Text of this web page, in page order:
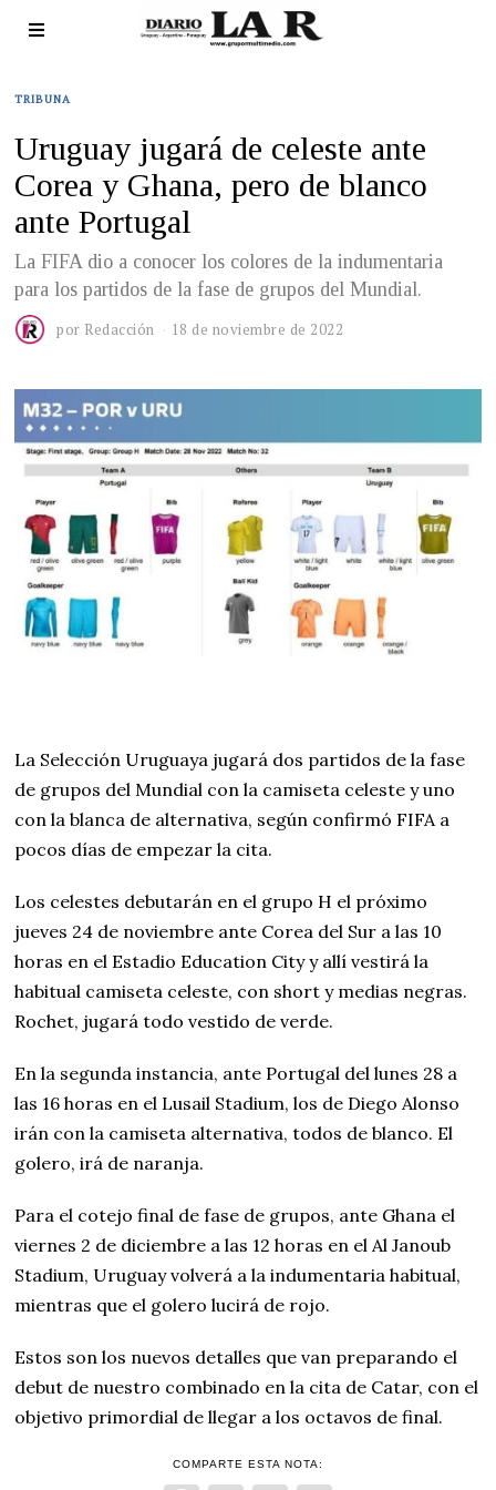
TRIBUNA
Uruguay jugará de celeste ante
Corea y Ghana, pero de blanco
ante Portugal
La FIFA dio a conocer los colores de la indumentaria
para los partidos de la fase de grupos del Mundial.
por Redacción 18 de noviembre de 2022
La Selección Uruguaya jugará dos partidos de la fase
de grupos del Mundial con la camiseta celeste y uno
con la blanca de alternativa, según confirmó FIFA a
pocos días de empezar la cita.
Los celestes debutarán en el grupo H el próximo
jueves 24 de noviembre ante Corea del Sur a las 10
horas en el Estadio Education City y allí vestirá la
habitual camiseta celeste, con short y medias negras.
Rochet, jugará todo vestido de verde.
En la segunda instancia, ante Portugal del lunes 28 a
las 16 horas en el Lusail Stadium, los de Diego Alonso
irán con la camiseta alternativa, todos de blanco. El
golero, irá de naranja.
Para el cotejo final de fase de grupos, ante Ghana el
viernes 2 de diciembre a las 12 horas en el Al Janoub
Stadium, Uruguay volverá a la indumentaria habitual,
mientras que el golero lucirá de rojo.
Estos son los nuevos detalles que van preparando el
debut de nuestro combinado en la cita de Catar, con el
objetivo primordial de llegar a los octavos de final.
COMPARTE ESTA NOTA: